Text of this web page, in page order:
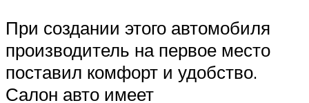
При создании этого автомобиля
производитель на первое место
поставил комфорт и удобство.
Салон авто имеет